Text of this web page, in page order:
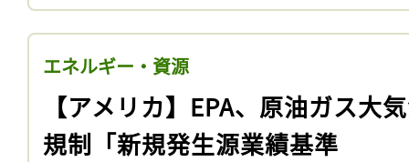
エネルギー・資源
【アメリカ】EPA、原油ガス大
規制「新規発生源業績基準